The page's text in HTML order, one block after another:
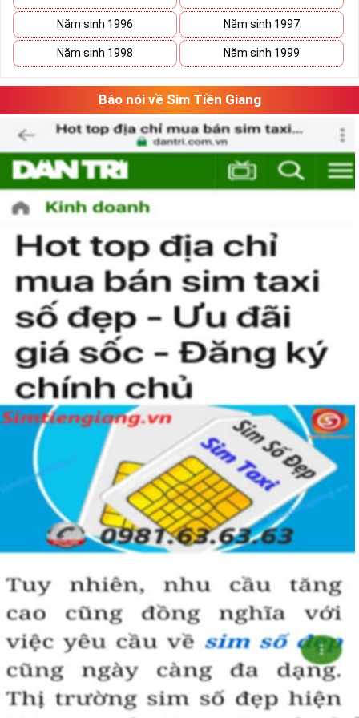
Phương pháp chọn sim số đẹp lục qúy 8
“Số có nghĩa – Người có mệnh”, lựa chọnsim số đẹp
tứ quý cần căn
cứ vào vận mệnh của mỗi người. Lựa chọn sim số đẹp hợp mệnh
không chỉ mang lại nhiều may mắn và tài lộc cho chủ sim mà nó
còn thể hiện được nhiều phong cách làm việc chuyên nghiệp của
người sử dụng.
Theo ngũ hành sinh khắc, con số 8 là con số cát của mệnh Thổ.
Người mệnh này sử dụng sim điện thoại chứa số 8 sẽ mang lại
nhiều may mắn và tài lộc.
Ngoài ra khi lựa chọn sim số đẹp chúng ta nên chọn dãy số âm
dương hài hòa và có tổng số nút cao, như vậy việc làm ăn sẽ gặp
nhiều thuận lợi và suôn sẻ hơn.
Hãy lựa chọn sim lục quý 8 hợp phong thủy và vận mệnh để đem
đến vượng khí và may mắn trong công danh, sự nghiệp.
Hướng dẫn mua Sim Lục Quý 8 tại
Simtiengiang.vn.
Sim Tiền Giang là đơn vị cung cấp sim số đẹp lục quý 8, sim giá rẻ
uy tín chất lượng.
Chọn mua sim số đẹp thường mất nhiều thời gian ở khoản lựa số,
một số phải vừa đẹp, vừa tốt về phong thủy thì mới là sim hoàn
hảo. Vậy phải làm sao?
- Cách nhanh nhất để chọn mua được sim lục quý 8 là bạn vào
đầu trang chủ. Đây là danh sách sim được đại lý giảm giá vì một số
lý do nên bạn có thể chọn mua được số đẹp lại có giá cực rẻ nữa.
Ngoài ra quý khách chưa ưng ý về sim luc quy 8 có cũng thể tham
khảo thêm Sim Vinaphone,Sim Gmobile, Sim Lục Quý,Sim Lục Quý
Năm sinh 1996 Năm sinh 1997
Năm sinh 1998 Năm sinh 1999
Báo nói về Sim Tiền Giang